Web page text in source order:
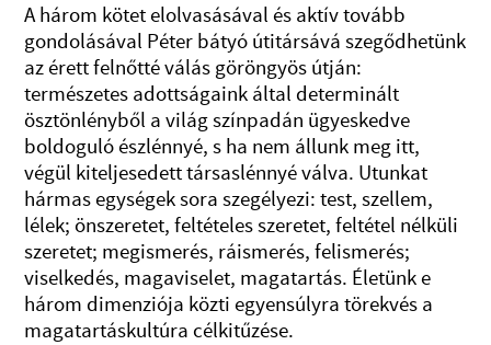
A három kötet elolvasásával és aktív tovább
gondolásával Péter bátyó útitársává szegődhetünk
az érett felnőtté válás göröngyös útján:
természetes adottságaink által determinált
ösztönlényből a világ színpadán ügyeskedve
boldoguló észlénnyé, s ha nem állunk meg itt,
végül kiteljesedett társaslénnyé válva. Utunkat
hármas egységek sora szegélyezi: test, szellem,
lélek; önszeretet, feltételes szeretet, feltétel nélküli
szeretet; megismerés, ráismerés, felismerés;
viselkedés, magaviselet, magatartás. Életünk e
három dimenziója közti egyensúlyra törekvés a
magatartáskultúra célkitűzése.